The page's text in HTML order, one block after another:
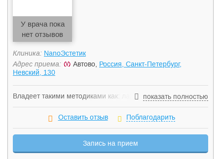
У врача пока
нет отзывов
Клиника: NanoЭстетик
Адрес приема:
Автово, Россия, Санкт-Петербург,
Невский, 130
Владеет такими методиками как: лазерная
биоревитализация, лазерная наноперфорация, лазерная
интимная наноперфорация, лазерное Дот и Дот 2
удаление новообразований, лазерное удаление рубцов,
стрий, шрамов, хирургческая лазерная шлифовка лица,
удаление кровеносных сосудов лазером, лазерное
показать полностью
Оставить отзыв Поблагодарить
Запись на прием